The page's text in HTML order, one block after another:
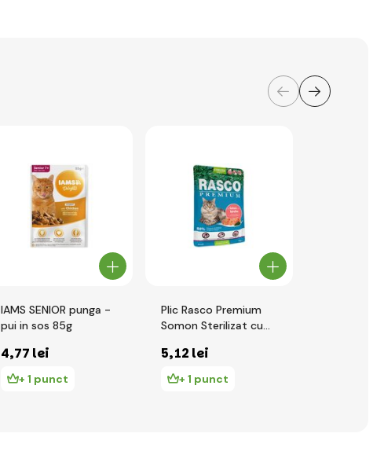
IAMS SENIOR punga -
pui in sos 85g
4,77 lei
+ 1 punct
Plic Rasco Premium
Somon Sterilizat cu
5,12 lei
+ 1 punct